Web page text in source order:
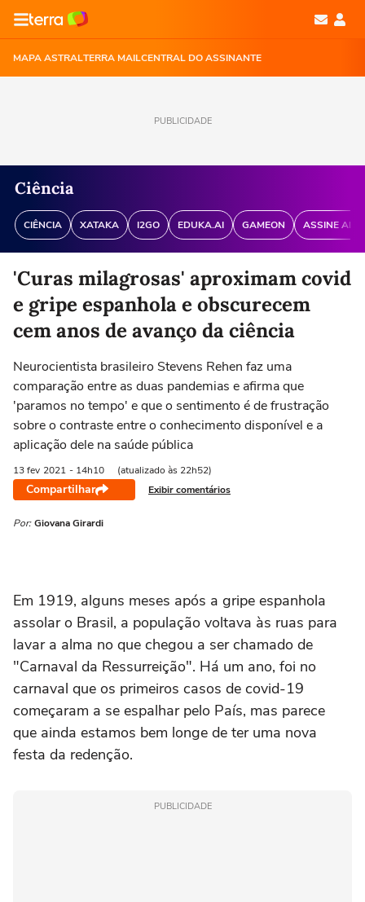
MAPA ASTRALTERRA MAILCENTRAL DO ASSINANTE
PUBLICIDADE
Ciência
CIÊNCIA XATAKA I2GO EDUKA.AI GAMEON ASSINE
'Curas milagrosas' aproximam covid
e gripe espanhola e obscurecem
cem anos de avanço da ciência
Neurocientista brasileiro Stevens Rehen faz uma
comparação entre as duas pandemias e afirma que
'paramos no tempo' e que o sentimento é de frustração
sobre o contraste entre o conhecimento disponível e a
aplicação dele na saúde pública
13 fev 2021 - 14h10 (atualizado às 22h52)
Compartilhar Exibir comentários
Por: Giovana Girardi
Em 1919, alguns meses após a gripe espanhola
assolar o Brasil, a população voltava às ruas para
lavar a alma no que chegou a ser chamado de
"Carnaval da Ressurreição". Há um ano, foi no
carnaval que os primeiros casos de covid-19
começaram a se espalhar pelo País, mas parece
que ainda estamos bem longe de ter uma nova
festa da redenção.
PUBLICIDADE